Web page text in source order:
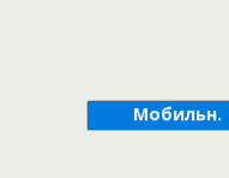
Мобильн.